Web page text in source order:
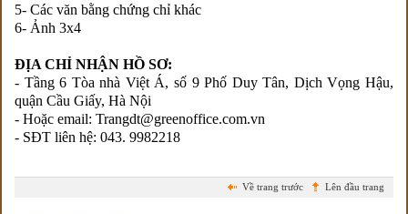
5- Các văn bằng chứng chỉ khác
6- Ảnh 3x4
ĐỊA CHỈ NHẬN HỒ SƠ:
- Tầng 6 Tòa nhà Việt Á, số 9 Phố Duy Tân, Dịch Vọng Hậu,
quận Cầu Giấy, Hà Nội
- Hoặc email: Trangdt@greenoffice.com.vn
- SĐT liên hệ: 043. 9982218
Lên đầu trang
Về trang trước